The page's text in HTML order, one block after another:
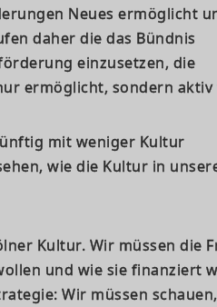
Neues ermöglicht
daher die das Bündnis
einzusetzen, die
ermöglicht, sondern
mit weniger Kultur
wie die Kultur in
Kultur. Wir müssen die
und wie sie finanziert
Wir müssen